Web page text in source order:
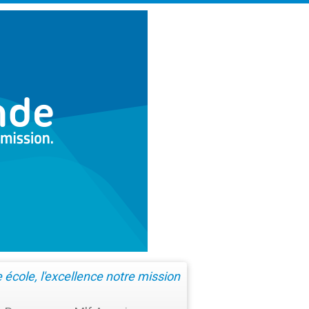
l'excellence notre mission